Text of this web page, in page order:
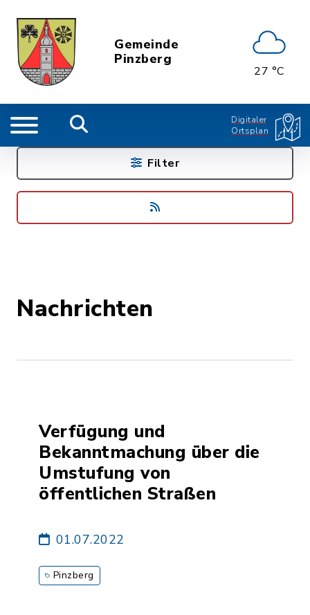
Gemeinde
Pinzberg
27 °C
Digitaler
Ortsplan
Nachrichten
Verfügung und
Bekanntmachung über die
Umstufung von
öffentlichen Straßen
01.07.2022
Pinzberg
Filter